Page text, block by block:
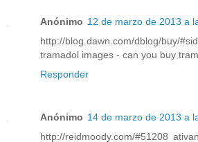
Anónimo 12 de marzo de 2013 a
http://blog.dawn.com/dblog/
tramadol images - can you buy
Responder
Anónimo 14 de marzo de 2013 a
http://reidmoody.com/#51208